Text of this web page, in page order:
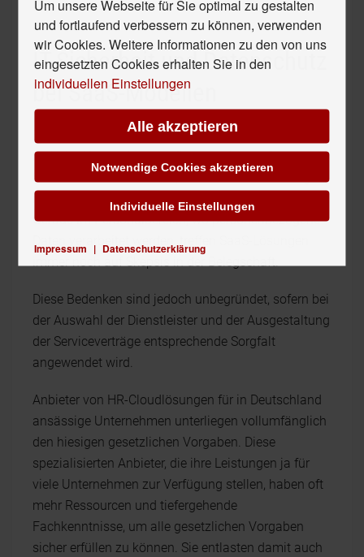
IT-Sicherheit und Datenschutz
bei SaaS-Modellen
Erfolgen Datenverarbeitung und -speicherung nicht
mehr im Unternehmen selbst, sondern auf externen
Servern bei Drittanbietern, dann steht oft die Frage
nach Datenschutz und IT-Sicherheit im Raum.
Gerade im Personalbereich, wo personenbezogene
immer noch auf Skepsis in der Belegschaft.
Diese Bedenken sind jedoch unbegründet, sofern bei
der Auswahl der Dienstleister und der Ausgestaltung
der Serviceverträge entsprechende Sorgfalt
angewendet wird.
Anbieter von HR-Cloudlösungen für in Deutschland
ansässige Unternehmen unterliegen vollumfänglich
den hiesigen gesetzlichen Vorgaben. Diese
spezialisierten Anbieter, die ihre Leistungen ja für
viele Unternehmen zur Verfügung stellen, haben oft
mehr Ressourcen und tiefergehende
Fachkenntnisse, um alle gesetzlichen Vorgaben
sicher erfüllen zu können. Sie entlasten damit auch
Um unsere Webseite für Sie optimal zu gestalten
und fortlaufend verbessern zu können, verwenden
wir Cookies. Weitere Informationen zu den von uns
eingesetzten Cookies erhalten Sie in den
individuellen Einstellungen
Alle akzeptieren
Notwendige Cookies akzeptieren
Impressum | Datenschutzerklärung
Individuelle Einstellungen